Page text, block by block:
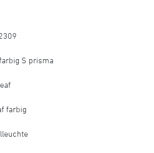
S prisma
farbig